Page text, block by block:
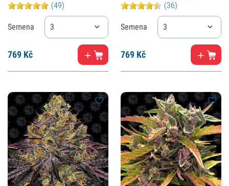
(49)
Semena 3
769 Kč
(36)
Semena 3
769 Kč